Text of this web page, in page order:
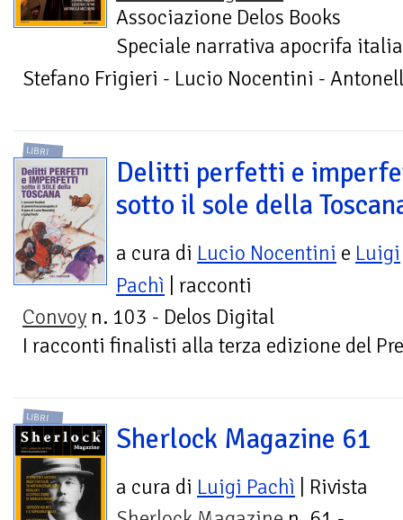
Associazione Delos Books
Speciale narrativa apocrifa
Stefano Frigieri - Lucio Nocentini -
LIBRI
Delitti perfetti e
sotto il sole della
a cura di Lucio Nocentini e Luigi
Pachì | racconti
Convoy n. 103 - Delos Digital
I racconti finalisti alla terza edizione del
LIBRI
Sherlock Magazine 61
a cura di Luigi Pachì | Rivista